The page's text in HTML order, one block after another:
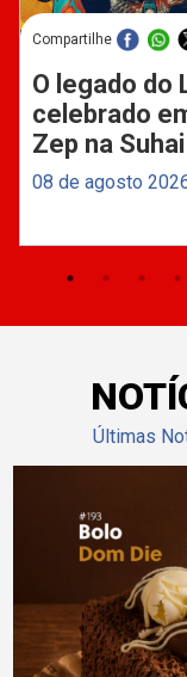
Compartilhe
O legado do
celebrado
Zep na Suhai
08 de agosto
Últimas